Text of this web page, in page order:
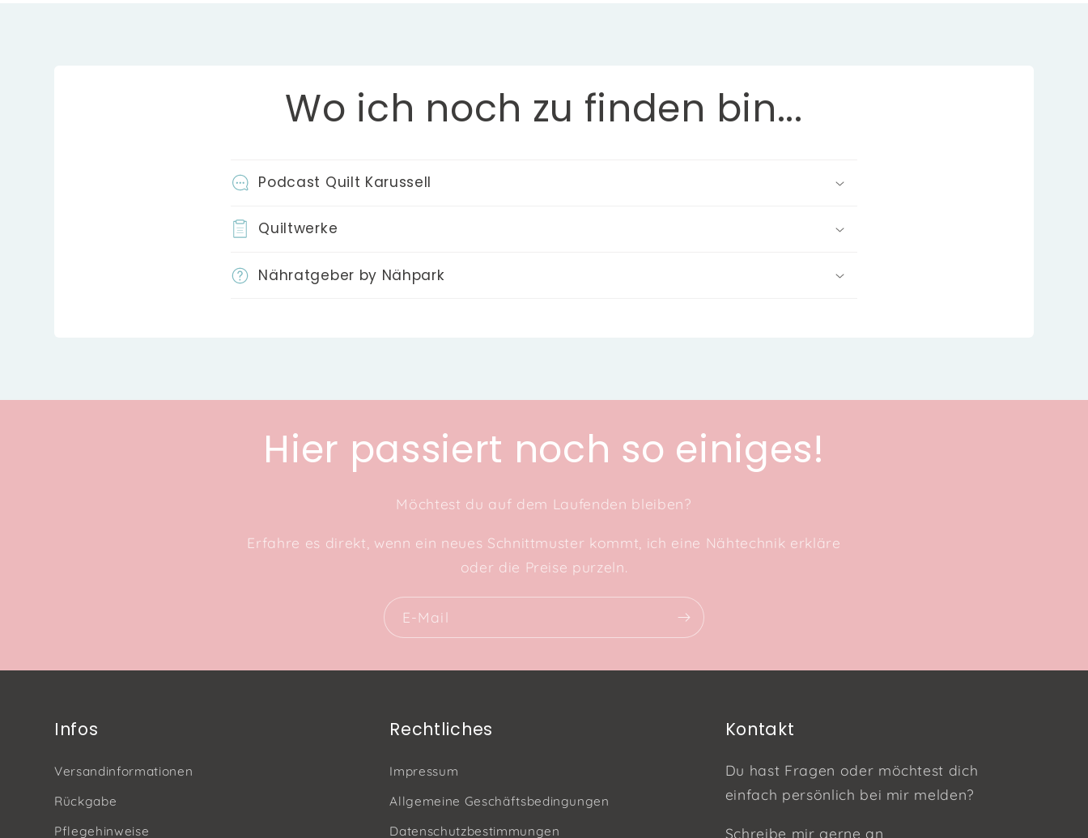
Wo ich noch zu finden bin...
Podcast Quilt Karussell
Quiltwerke
Nähratgeber by Nähpark
Hier passiert noch so einiges!
Möchtest du auf dem Laufenden bleiben?
Erfahre es direkt, wenn ein neues Schnittmuster kommt, ich eine Nähtechnik erkläre
oder die Preise purzeln.
E-Mail
Infos
Versandinformationen
Rückgabe
Pflegehinweise
Rechtliches
Impressum
Allgemeine Geschäftsbedingungen
Datenschutzbestimmungen
Kontakt
Du hast Fragen oder möchtest dich
einfach persönlich bei mir melden?
Schreibe mir gerne an